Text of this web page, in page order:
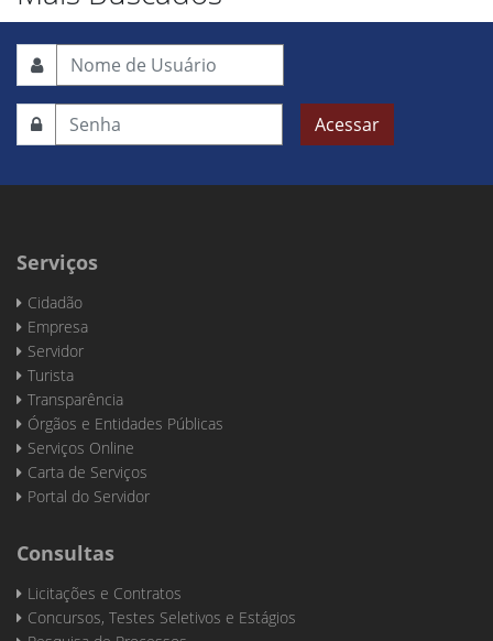
Acessar
Serviços
Cidadão
Empresa
Servidor
Turista
Transparência
Órgãos e Entidades Públicas
Serviços Online
Carta de Serviços
Portal do Servidor
Consultas
Licitações e Contratos
Concursos, Testes Seletivos e Estágios